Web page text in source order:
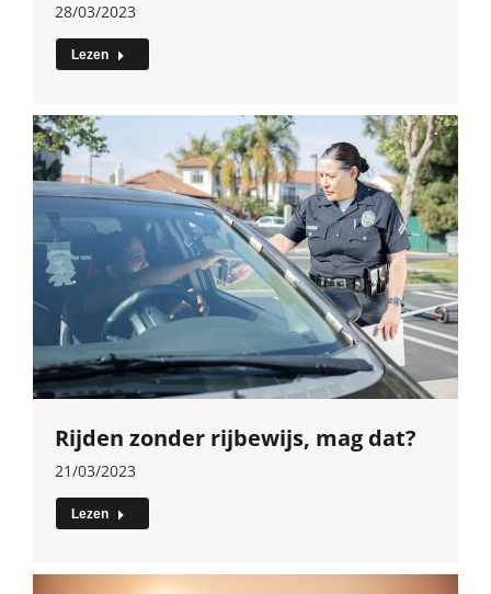
28/03/2023
Lezen
Rijden zonder rijbewijs, mag dat?
21/03/2023
Lezen